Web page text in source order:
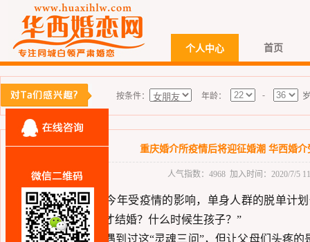
个人中心 首页
按条件： 年龄： - 岁
重庆婚介所疫情后将迎征婚潮 华西婚
人气指数：4968 加入时间：2020/7/5
2020年已经过半，今年受疫情的影响，单身人群的脱单计
到底想拖到多少岁才结婚？什么时候生孩子？ ”
不少单身男女都曾遇到过这“灵魂三问”，但让父母们头疼